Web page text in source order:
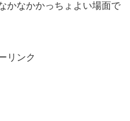
かなかかっちょよい場面で
リンク